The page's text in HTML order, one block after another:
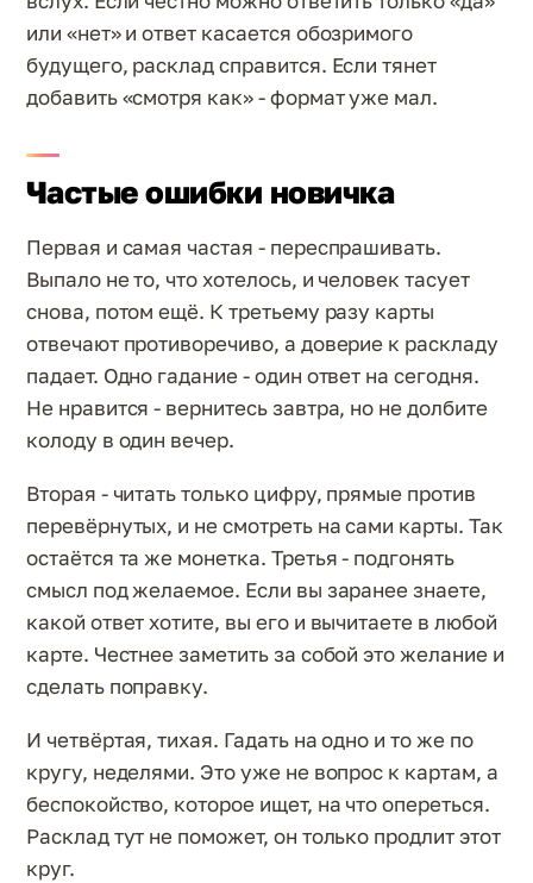
или «нет» и ответ касается обозримого
будущего, расклад справится. Если тянет
добавить «смотря как» - формат уже мал.
Частые ошибки новичка
Первая и самая частая - переспрашивать.
Выпало не то, что хотелось, и человек тасует
снова, потом ещё. К третьему разу карты
отвечают противоречиво, а доверие к раскладу
падает. Одно гадание - один ответ на сегодня.
Не нравится - вернитесь завтра, но не долбите
колоду в один вечер.
Вторая - читать только цифру, прямые против
перевёрнутых, и не смотреть на сами карты. Так
остаётся та же монетка. Третья - подгонять
смысл под желаемое. Если вы заранее знаете,
какой ответ хотите, вы его и вычитаете в любой
карте. Честнее заметить за собой это желание и
сделать поправку.
И четвёртая, тихая. Гадать на одно и то же по
кругу, неделями. Это уже не вопрос к картам, а
беспокойство, которое ищет, на что опереться.
Расклад тут не поможет, он только продлит этот
круг.